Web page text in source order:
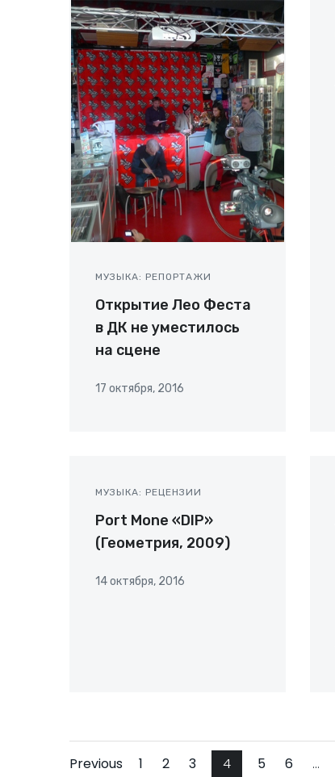
МУЗЫКА: РЕПОРТАЖИ
Открытие Лео Феста
в ДК не уместилось
на сцене
17 октября, 2016
МУЗЫКА: РЕЦЕНЗИИ
Port Mone «DIP»
(Геометрия, 2009)
14 октября, 2016
Previous Страница
1 Страница
2 Страница
3 Страница
4 Страница
5 Страница
6 …